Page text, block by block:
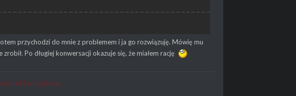
przychodzi do mnie z problemem i ja go rozwiązuję. Mówię mu
Po długiej konwersacji okazuje się, że miałem rację
mi tym głowę...